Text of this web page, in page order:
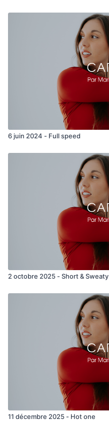
6 juin 2024 - Full speed
2 octobre 2025 - Short & Sweaty
11 décembre 2025 - Hot one